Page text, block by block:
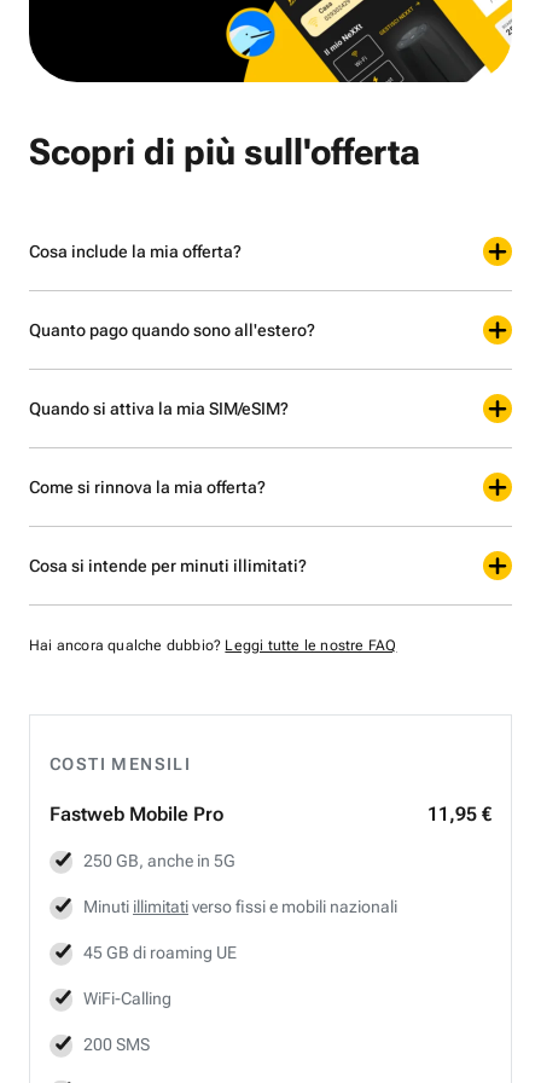
COSTI MENSILI
Fastweb Mobile Pro 11,95 €
250 GB, anche in 5G
Minuti illimitativerso fissi e mobili nazionali
45 GB di roaming UE
WiFi-Calling
200 SMS
Scopri di più sull'offerta
Cosa include la mia offerta?
Quanto pago quando sono all'estero?
Quando si attiva la mia SIM/eSIM?
Come si rinnova la mia offerta?
Cosa si intende per minuti illimitati?
Hai ancora qualche dubbio? Leggi tutte le nostre FAQ